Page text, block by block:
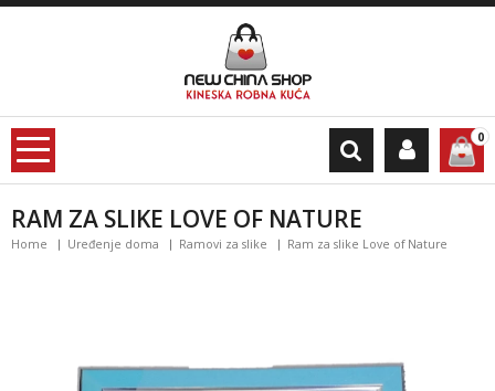
0
RAM ZA SLIKE LOVE OF NATURE
Home Uređenje doma Ramovi za slike Ram za slike Love of Nature